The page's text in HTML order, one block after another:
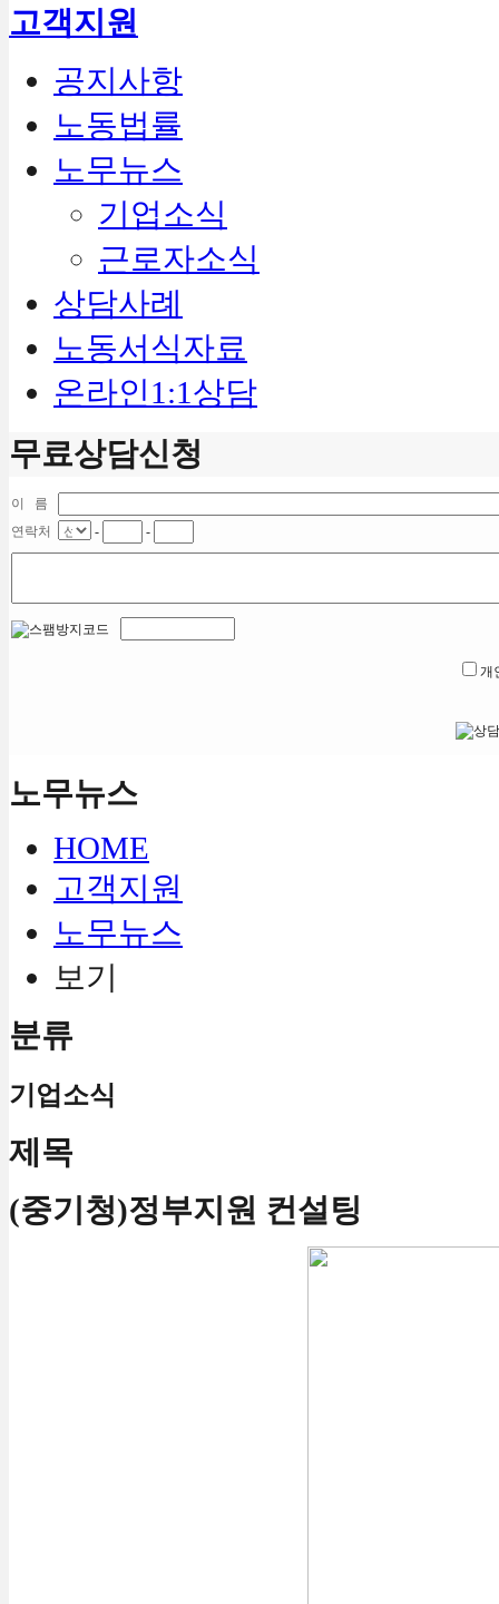
고객지원
공지사항
노동법률
노무뉴스
기업소식
근로자소식
상담사례
노동서식자료
온라인1:1상담
무료상담신청
이 름
연락처
- -
개
노무뉴스
HOME
고객지원
노무뉴스
보기
분류
기업소식
제목
(중기청)정부지원 컨설팅